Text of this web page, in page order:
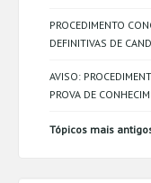
PROCEDIMENTO
DEFINITIVAS DE
AVISO:
PROVA DE
Tópicos mais